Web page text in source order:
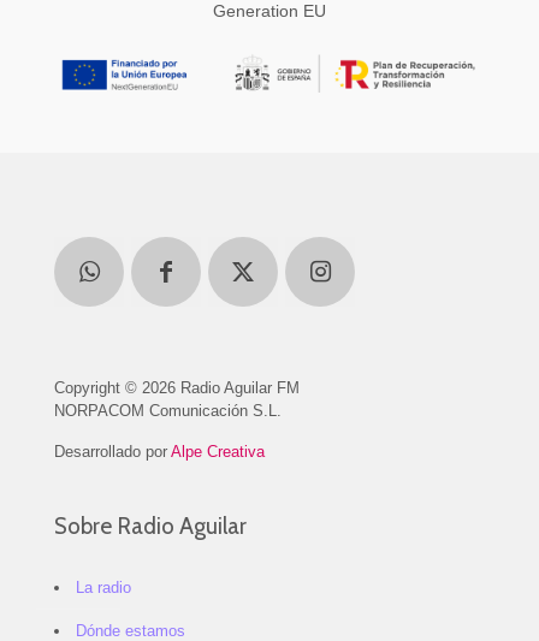
Generation EU
Copyright © 2026 Radio Aguilar FM
NORPACOM Comunicación S.L.
Desarrollado por Alpe Creativa
Sobre Radio Aguilar
La radio
Dónde estamos